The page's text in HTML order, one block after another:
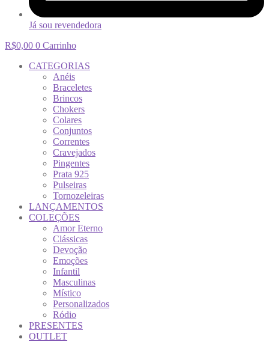
Já sou revendedora
R$0,00 0 Carrinho
CATEGORIAS
Anéis
Braceletes
Brincos
Chokers
Colares
Conjuntos
Correntes
Cravejados
Pingentes
Prata 925
Pulseiras
Tornozeleiras
LANÇAMENTOS
COLEÇÕES
Amor Eterno
Clássicas
Devoção
Emoções
Infantil
Masculinas
Místico
Personalizados
Ródio
PRESENTES
OUTLET